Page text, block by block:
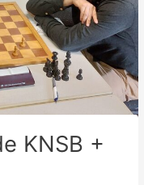
KNSB +